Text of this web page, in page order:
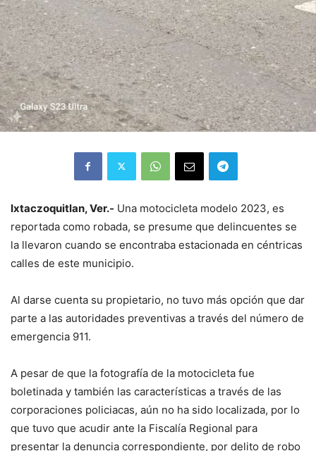
Ixtaczoquitlan, Ver.- Una motocicleta modelo 2023, es
reportada como robada, se presume que delincuentes se
la llevaron cuando se encontraba estacionada en céntricas
calles de este municipio.
Al darse cuenta su propietario, no tuvo más opción que dar
parte a las autoridades preventivas a través del número de
emergencia 911.
A pesar de que la fotografía de la motocicleta fue
boletinada y también las características a través de las
corporaciones policiacas, aún no ha sido localizada, por lo
que tuvo que acudir ante la Fiscalía Regional para
presentar la denuncia correspondiente, por delito de robo